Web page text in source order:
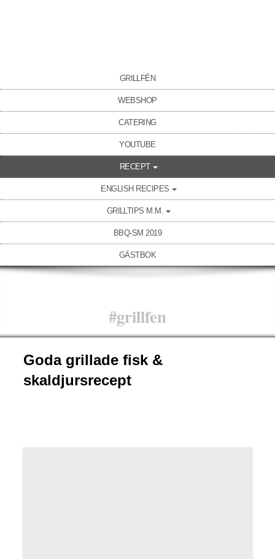
GRILLFÉN
WEBSHOP
CATERING
YOUTUBE
RECEPT
ENGLISH RECIPES
GRILLTIPS M.M.
BBQ-SM 2019
GÄSTBOK
#grillfen
Goda grillade fisk &
skaldjursrecept